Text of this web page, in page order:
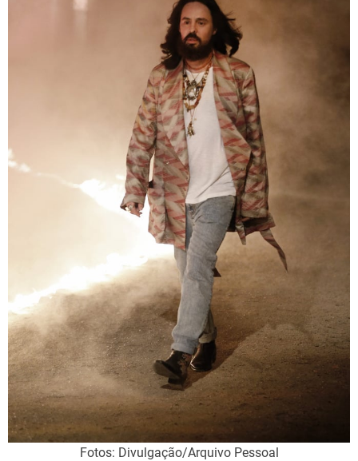
Fotos: Divulgação/Arquivo Pessoal